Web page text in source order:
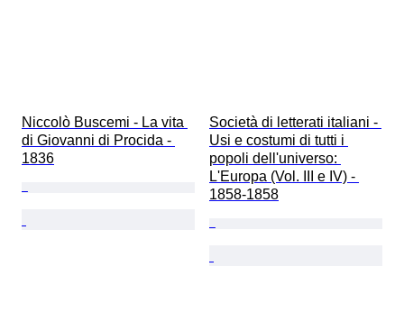
Niccolò Buscemi - La vita
di Giovanni di Procida -
1836
Società di letterati italiani -
Usi e costumi di tutti i
popoli dell'universo:
L'Europa (Vol. III e IV) -
1858-1858